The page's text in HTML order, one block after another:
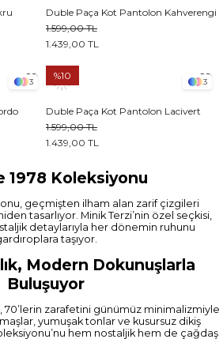
Duble Paça Kot Pantolon Kahverengi
1.439,00 TL
1.599,00 TL
3 3
Duble Paça Kot Pantolon Lacivert
1.439,00 TL
1.599,00 TL
%10
1978 Koleksiyonu
geçmişten ilham alan zarif çizgileri
tasarlıyor. Minik Terzi’nin özel seçkisi,
detaylarıyla her dönemin ruhunu
taşıyor.
Modern Dokunuşlarla
Buluşuyor
70’lerin zarafetini günümüz minimalizmiyle
yumuşak tonlar ve kusursuz dikiş
hem nostaljik hem de çağdaş